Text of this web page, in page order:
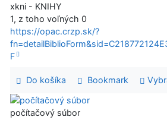
xkni - KNIHY
1, z toho voľných 0
https://opac.crzp.sk/?
F
Do košíka Bookmark
počítačový súbor